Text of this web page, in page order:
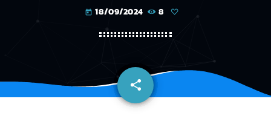
today 18/09/2024 8
share
email